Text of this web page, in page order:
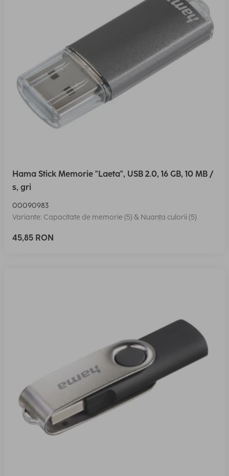
Hama Stick Memorie "Laeta", USB 2.0, 16 GB, 10 MB /
s, gri
00090983
Variante: Capacitate de memorie (5) & Nuanța culorii (5)
45,85 RON